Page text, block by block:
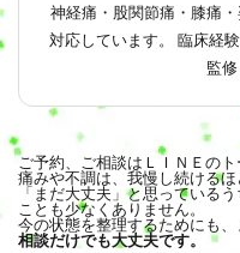
神経痛・股関節痛・膝痛
対応しています。 臨床経
監修
ご予約、ご相談はＬＩＮＥの
痛みや不調は、我慢し続ける
「まだ大丈夫」と思っている
ことも少なくありません。
今の状態を整理するためにも、
相談だけでも大丈夫です。